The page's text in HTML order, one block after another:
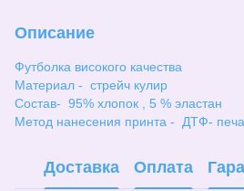
Описание
Футболка високого качества
Материал - стрейч кулир
Состав- 95% хлопок , 5 % эластан
Метод нанесения принта - ДТФ-
Доставка Оплата